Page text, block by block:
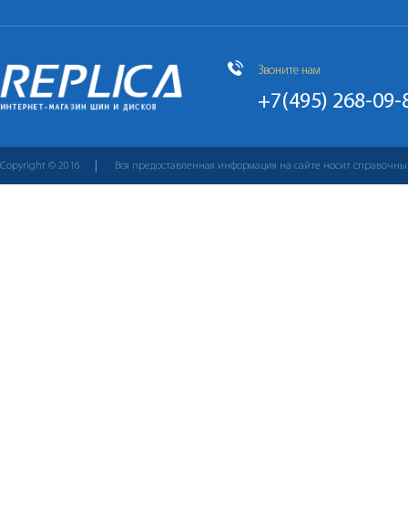
Звоните нам
+7(495) 268-09-
Copyright © 2016 Вся предоставленная информация на сайте носит